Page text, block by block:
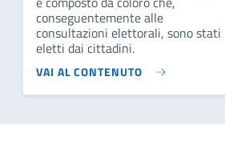
conseguentemente alle
consultazioni elettorali, sono stati
eletti dai cittadini.
VAI AL CONTENUTO